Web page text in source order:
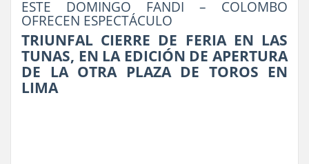
ESTE DOMINGO FANDI – COLOMBO
OFRECEN ESPECTÁCULO
TRIUNFAL CIERRE DE FERIA EN LAS
TUNAS, EN LA EDICIÓN DE APERTURA
DE LA OTRA PLAZA DE TOROS EN
LIMA